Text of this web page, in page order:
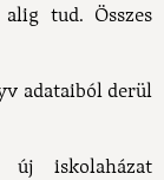
tud. Összes
adataiból derül
új iskolaházat